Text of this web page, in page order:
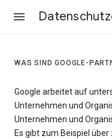
WAS SIND GOOGLE-
Google arbeitet auf
Unternehmen und
Unternehmen und
Es gibt zum Beispiel